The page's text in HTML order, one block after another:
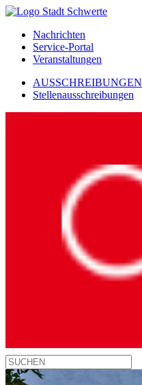
Nachrichten
Service-Portal
Veranstaltungen
AUSSCHREIBUNGEN
Stellenausschreibungen